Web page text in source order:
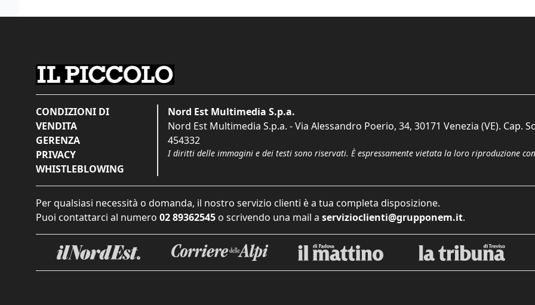
CONDIZIONI DI
VENDITA
GERENZA
PRIVACY
WHISTLEBLOWING
Nord Est Multimedia S.p.a.
Nord Est Multimedia S.p.a. - Via Alessandro Poerio, 34, 30171 Venezia (VE). Cap.
454332
I diritti delle immagini e dei testi sono riservati. È espressamente vietata la loro riproduzione
Per qualsiasi necessità o domanda, il nostro servizio clienti è a tua completa disposizione.
Puoi contattarci al numero 02 89362545 o scrivendo una mail a servizioclienti@grupponem.it.